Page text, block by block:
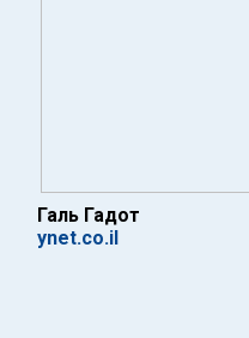
Галь Гадот
ynet.co.il